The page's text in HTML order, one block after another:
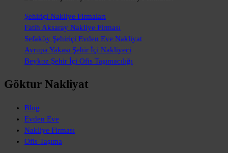
Şehiriçi Nakliye Firmaları
Fatih Aksaray Nakliye Firması
Sefaköy Şehiriçi Evden Eve Nakliyat
Avrupa Yakası Şehir İçi Nakliyeci
Beykoz Şehir İçi Ofis Taşımacılığı
Göktur Nakliyat
Blog
Evden Eve
Nakliye Firması
Ofis Taşıma